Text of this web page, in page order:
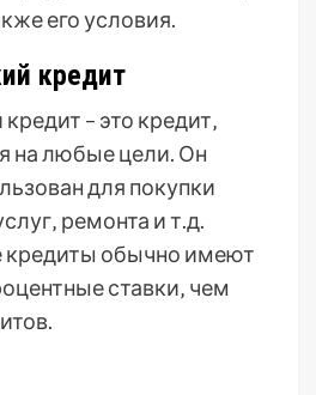
его условия.
кредит
– это кредит‚
на любые цели. Он
для покупки
ремонта и т.д.
кредиты обычно имеют
ставки‚ чем